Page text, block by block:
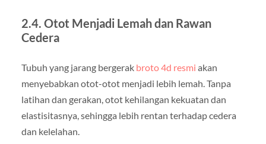
2.4. Otot Menjadi Lemah dan Rawan
Cedera
Tubuh yang jarang bergerak broto 4d resmi akan
menyebabkan otot-otot menjadi lebih lemah. Tanpa
latihan dan gerakan, otot kehilangan kekuatan dan
elastisitasnya, sehingga lebih rentan terhadap cedera
dan kelelahan.